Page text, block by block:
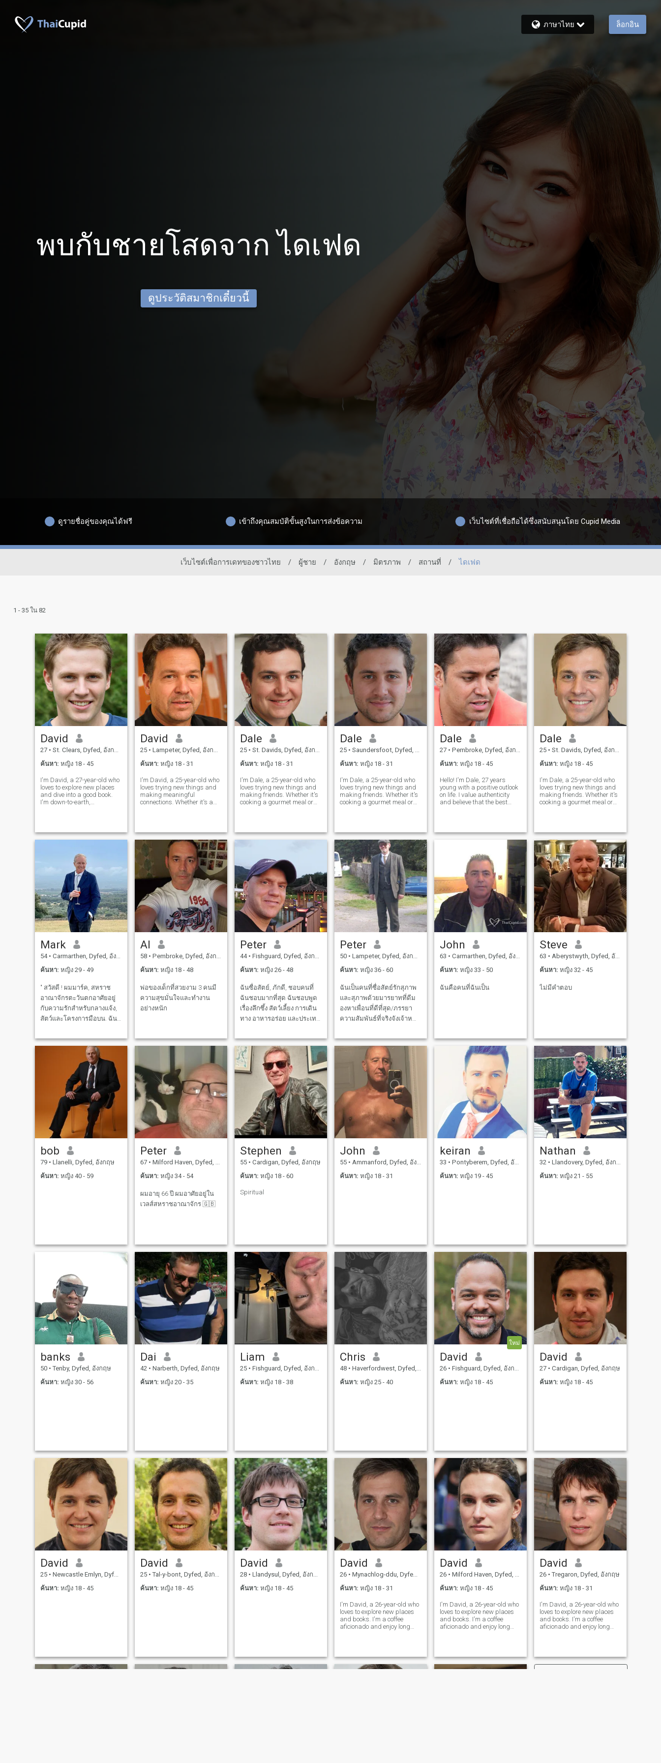
ภาษาไทย ล็อกอิน
พบกับชายโสดจาก ไดเฟด
ดูประวัติสมาชิกเดี๋ยวนี้
ดูรายชื่อคู่ของคุณได้ฟรี เข้าถึงคุณสมบัติขั้นสูงในการส่งข้อความ เว็บไซต์ที่เชื่อถือได้ซึ่งสนับสนุนโดย Cupid Media
เว็บไซต์เพื่อการเดทของชาวไทย / ผู้ชาย / อังกฤษ / มิตรภาพ / สถานที่ / ไดเฟด
1 - 35 ใน 82
David
27 • St. Clears, Dyfed, อังกฤษ
ค้นหา: หญิง 18 - 45
I'm David, a 27-year-old who
loves to explore new places
and dive into a good book.
I'm down-to-earth,
trying out a new restaurant,
I'm always ready to make
David
25 • Lampeter, Dyfed, อังกฤษ
ค้นหา: หญิง 18 - 31
I'm David, a 25-year-old who
loves trying new things and
making meaningful
connections. Whether it's a
humor, and a shared sense
of adventure in our
relationship.
Dale
25 • St. Davids, Dyfed, อังกฤษ
ค้นหา: หญิง 18 - 31
I'm Dale, a 25-year-old who
loves trying new things and
making friends. Whether it's
cooking a gourmet meal or
and enjoy spending time with
people who share my
Dale
25 • Saundersfoot, Dyfed, อังกฤษ
ค้นหา: หญิง 18 - 31
I'm Dale, a 25-year-old who
loves trying new things and
making friends. Whether it's
cooking a gourmet meal or
and enjoy spending time with
people who share my
passion
Dale
27 • Pembroke, Dyfed, อังกฤษ
ค้นหา: หญิง 18 - 45
Hello! I'm Dale, 27 years
young with a positive outlook
on life. I value authenticity
and believe that the best
cultures, trying new cuisines,
Dale
25 • St. Davids, Dyfed, อังกฤษ
ค้นหา: หญิง 18 - 45
I'm Dale, a 25-year-old who
loves trying new things and
making friends. Whether it's
cooking a gourmet meal or
and enjoy spending time with
people who share my
passion
Mark
54 • Carmarthen, Dyfed, อังกฤษ
ค้นหา: หญิง 29 - 49
" สวัสดี ! ผมมาร์ค, สหราช
อาณาจักรตะวันตกอาศัยอยู่
กับความรักสำหรับกลางแจ้ง,
สัตว์และโครงการมือบน. ฉัน
สวยงามเงียบสงบเป็นสถานที่ที่
ทำให้ฉันยุ่งและมีธรรมชาติ
ในขณะที่งานใช้เวลานานแต่
เป็นสิ่งที่ฉันรักและยังคงสร้าง
ต่อไป " " ฉันมีเด็กโตสาม
คนในยุค 20 ซึ่งหนึ่งในนั้น
กำลังทำงานร่วมกับฉันเพื่อ
อัปเดตซอฟต์แวร์กระบวนการ
และสำรวจโครงการความ
หลากหลายของฟาร์มที่น่าตื่น
ร่วม - แม้ว่าการสนทนาทาง
เทคโนโลยีบางครั้งทำให้ฉัน
ตาข้ามอย่างสมบูรณ์ ! " " ฉัน
อาณาจักร ที่กล่าวว่าฉันรัก
ไม่กี่วันในแต่ละเดือนสำหรับ
การทำงานและเสียงหึ่งเล็ก
น้อยของเมืองและมักจะไป
ต่างประเทศอย่างน้อย 2-3 ครั้ง
ต่อปี " ฉันกำลังทำงานใน
โครงการกระท่อมของคน
เลี้ยงแกะนอกตาราง - ส่วน
ฉันที่จะมีที่ไหนสักแห่งที่จะ
หลบหนีและมีชีวิตอยู่อย่าง
ยั่งยืนมากขึ้น ชีวิตของฉันเต็ม
Al
58 • Pembroke, Dyfed, อังกฤษ
ค้นหา: หญิง 18 - 48
พ่อของเด็กที่สวยงาม 3 คนมี
ความสุขมั่นใจและทำงาน
อย่างหนัก
Peter
44 • Fishguard, Dyfed, อังกฤษ
ค้นหา: หญิง 26 - 48
ฉันซื่อสัตย์, ภักดี, ชอบคนที่
ฉันชอบมากที่สุด ฉันชอบพูด
เรื่องลึกซึ้ง สัตว์เลี้ยง การเดิน
ทาง อาหารอร่อย และประเทศ
ใน 5 ปี
Peter
50 • Lampeter, Dyfed, อังกฤษ
ค้นหา: หญิง 36 - 60
ฉันเป็นคนที่ซื่อสัตย์รักสุภาพ
และสุภาพด้วยมารยาทที่ดีม
องหาเพื่อนที่ดีที่สุด/ภรรยา
ความสัมพันธ์ที่จริงจังเจ้าหญิง
ความสุขเศร้าสิ่งที่สนุกปิกนิกดู
พระอาทิตย์ตกด้วยกัน
John
63 • Carmarthen, Dyfed, อังกฤษ
ค้นหา: หญิง 33 - 50
ฉันคือคนที่ฉันเป็น
Steve
63 • Aberystwyth, Dyfed, อังกฤษ
ค้นหา: หญิง 32 - 45
ไม่มีคำตอบ
bob
79 • Llanelli, Dyfed, อังกฤษ
ค้นหา: หญิง 40 - 59
Peter
67 • Milford Haven, Dyfed, อังกฤษ
ค้นหา: หญิง 34 - 54
ผมอายุ 66 ปี ผมอาศัยอยู่ใน
เวลส์สหราชอาณาจักร 🇬🇧
Stephen
55 • Cardigan, Dyfed, อังกฤษ
ค้นหา: หญิง 18 - 60
Spiritual
John
55 • Ammanford, Dyfed, อังกฤษ
ค้นหา: หญิง 18 - 31
keiran
33 • Pontyberem, Dyfed, อังกฤษ
ค้นหา: หญิง 19 - 45
Nathan
32 • Llandovery, Dyfed, อังกฤษ
ค้นหา: หญิง 21 - 55
banks
50 • Tenby, Dyfed, อังกฤษ
ค้นหา: หญิง 30 - 56
Dai
42 • Narberth, Dyfed, อังกฤษ
ค้นหา: หญิง 20 - 35
Liam
25 • Fishguard, Dyfed, อังกฤษ
ค้นหา: หญิง 18 - 38
Chris
48 • Haverfordwest, Dyfed, อังกฤษ
ค้นหา: หญิง 25 - 40
ใหม่
David
26 • Fishguard, Dyfed, อังกฤษ
ค้นหา: หญิง 18 - 45
David
27 • Cardigan, Dyfed, อังกฤษ
ค้นหา: หญิง 18 - 45
David
25 • Newcastle Emlyn, Dyfed, อังกฤษ
ค้นหา: หญิง 18 - 45
David
25 • Tal-y-bont, Dyfed, อังกฤษ
ค้นหา: หญิง 18 - 45
David
28 • Llandysul, Dyfed, อังกฤษ
ค้นหา: หญิง 18 - 45
David
26 • Mynachlog-ddu, Dyfed, อังกฤษ
ค้นหา: หญิง 18 - 31
I'm David, a 26-year-old who
loves to explore new places
and books. I'm a coffee
aficionado and enjoy long
adventure and great stories.
David
26 • Milford Haven, Dyfed, อังกฤษ
ค้นหา: หญิง 18 - 45
I'm David, a 26-year-old who
loves to explore new places
and books. I'm a coffee
aficionado and enjoy long
adventure and great stories.
David
26 • Tregaron, Dyfed, อังกฤษ
ค้นหา: หญิง 18 - 31
I'm David, a 26-year-old who
loves to explore new places
and books. I'm a coffee
aficionado and enjoy long
adventure and great stories.